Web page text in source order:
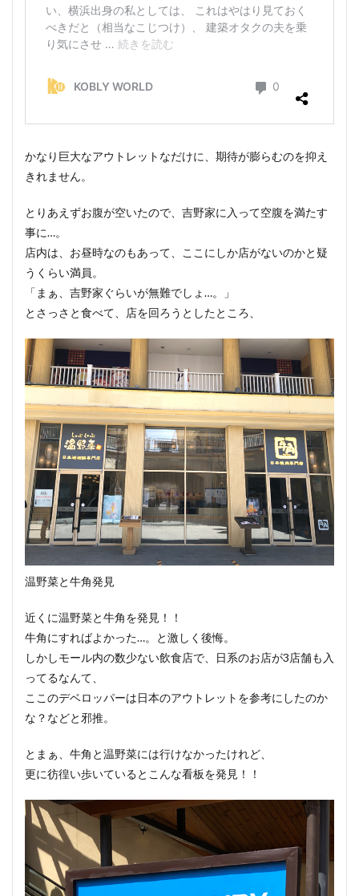
かなり巨大なアウトレットなだけに、期待が膨らむのを抑え
きれません。
とりあえずお腹が空いたので、吉野家に入って空腹を満たす
事に…。
店内は、お昼時なのもあって、ここにしか店がないのかと疑
うくらい満員。
「まぁ、吉野家ぐらいが無難でしょ…。」
とさっさと食べて、店を回ろうとしたところ、
温野菜と牛角発見
近くに温野菜と牛角を発見！！
牛角にすればよかった…。と激しく後悔。
しかしモール内の数少ない飲食店で、日系のお店が3店舗も入
ってるなんて、
ここのデベロッパーは日本のアウトレットを参考にしたのか
な？などと邪推。
とまぁ、牛角と温野菜には行けなかったけれど、
更に彷徨い歩いているとこんな看板を発見！！